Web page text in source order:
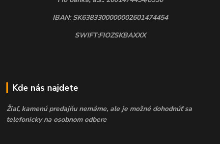
IBAN: SK6383300000002601474454
SWIFT:FIOZSKBAXXX
Kde nás najdete
Žiaľ, kamenú predajňu nemáme, ale je možné dohodnúť sa
telefonicky na osobnom odbere